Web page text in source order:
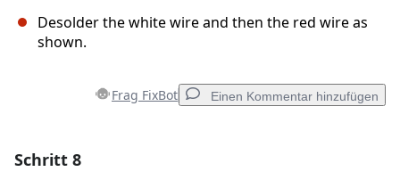
Desolder the white wire and then the red wire as
shown.
Frag FixBot Einen Kommentar hinzufügen
Schritt 8